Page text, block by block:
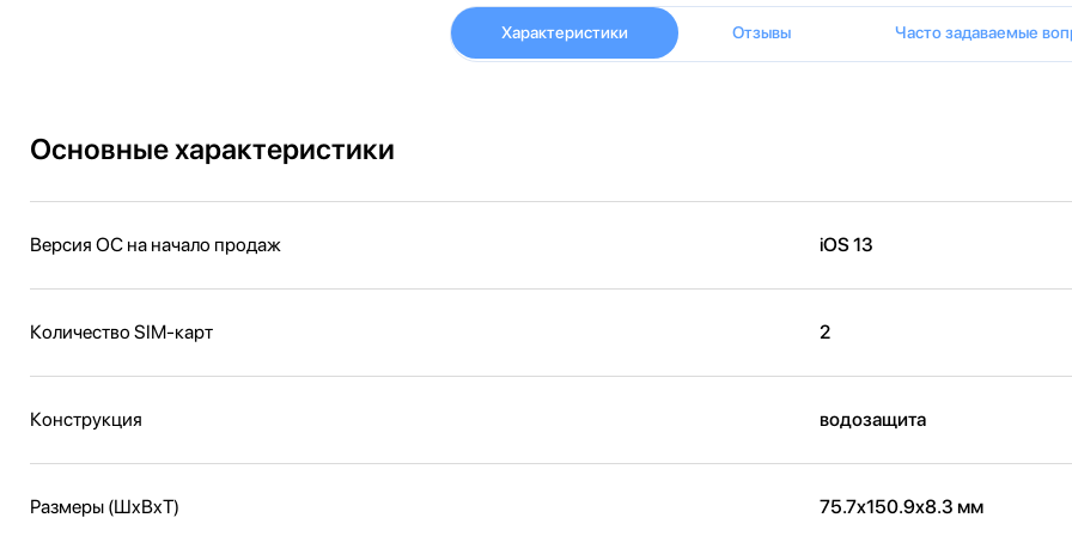
Характеристики Отзывы Часто задаваемые
Основные характеристики
Версия ОС на начало продаж iOS 13
Количество SIM-карт 2
Конструкция водозащита
Размеры (ШxВxТ) 75.7x150.9x8.3 мм